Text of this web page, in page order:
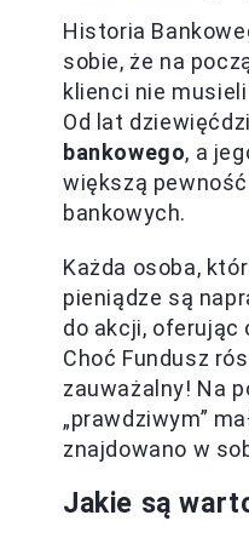
Historia
sobie, że na
klienci nie
Od lat
bankowego, a
większą
bankowych.
Każda osoba,
pieniądze są
do akcji, oferując
Choć Fundusz
zauważalny! Na
„prawdziwym”
znajdowano w
Jakie są